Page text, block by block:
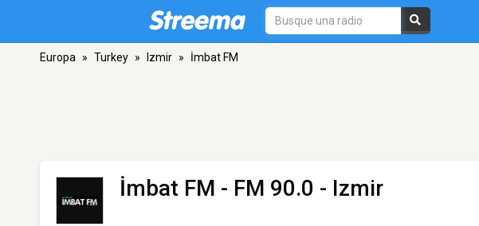
Europa » Turkey » Izmir » İmbat FM
İmbat FM - FM 90.0 - Izmir